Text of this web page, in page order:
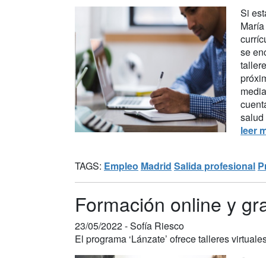
Si
se
leer
TAGS: Empleo Madrid Salida profesional
Formación online y
23/05/2022 -Sofía Riesco
El programa ‘Lánzate’ ofrece talleres